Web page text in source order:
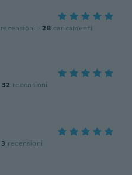
recensioni · 28 caricamenti
32 recensioni
3 recensioni